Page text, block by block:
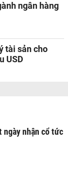
ngân hàng
tài sản cho
USD
ngày nhận cổ tức